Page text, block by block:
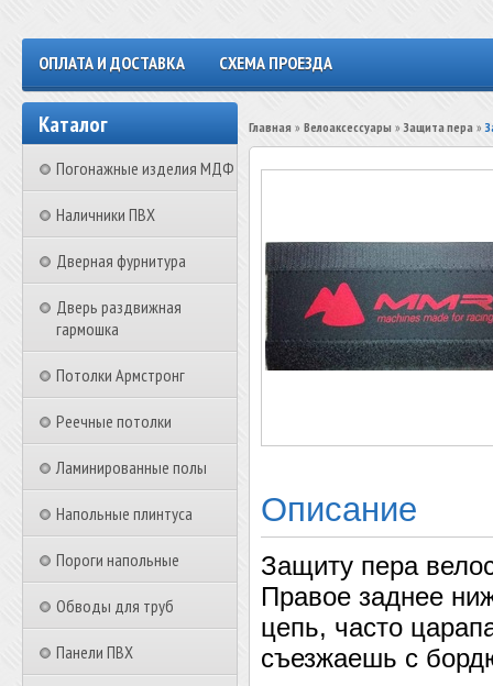
ОПЛАТА И ДОСТАВКА СХЕМА ПРОЕЗДА
Каталог
Погонажные изделия МДФ
Наличники ПВХ
Дверная фурнитура
Дверь раздвижная
гармошка
Потолки Армстронг
Реечные потолки
Ламинированные полы
Напольные плинтуса
Пороги напольные
Обводы для труб
Панели ПВХ
Главная » Велоаксессуары »Защита пера »
Описание
Защиту пера
Правое заднее
цепь, часто
съезжаешь с